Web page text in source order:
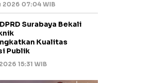
2026 07:04 WIB
Surabaya Bekali
Kualitas
Publik
15:31 WIB